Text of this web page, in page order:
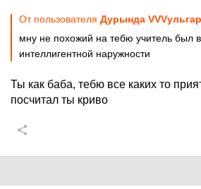
От пользователя Дурында
мну не похожий на тебю учитель был
интеллигентной наружности
Ты как баба, тебю все каких то
посчитал ты криво